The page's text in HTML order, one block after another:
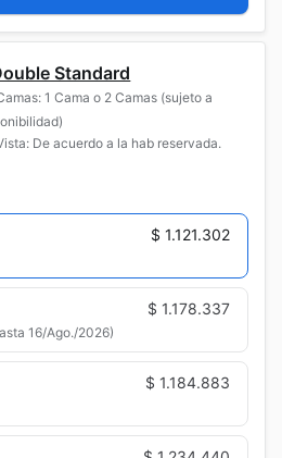
Standard
1 Cama o 2 Camas (sujeto a
De acuerdo a la hab reservada.
$ 1.121.302
$ 1.178.337
16/Ago./2026)
$ 1.184.883